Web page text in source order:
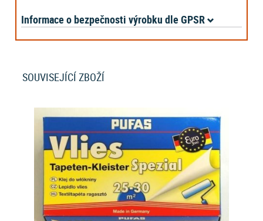
Informace o bezpečnosti výrobku dle GPSR
SOUVISEJÍCÍ ZBOŽÍ